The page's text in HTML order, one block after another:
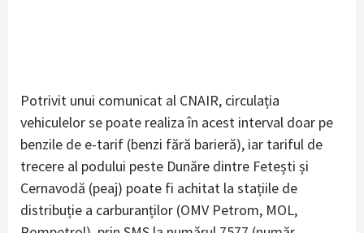
Potrivit unui comunicat al CNAIR, circulația
vehiculelor se poate realiza în acest interval doar pe
benzile de e-tarif (benzi fără barieră), iar tariful de
trecere al podului peste Dunăre dintre Fetești și
Cernavodă (peaj) poate fi achitat la stațiile de
distribuție a carburanților (OMV Petrom, MOL,